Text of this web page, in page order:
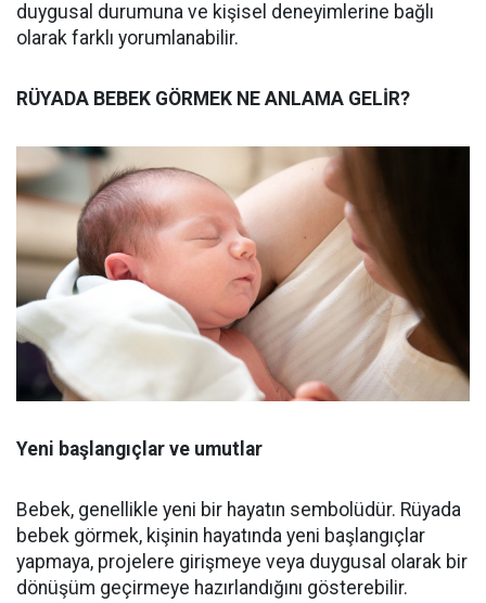
duygusal durumuna ve kişisel deneyimlerine bağlı
olarak farklı yorumlanabilir.
RÜYADA BEBEK GÖRMEK NE ANLAMA GELİR?
Yeni başlangıçlar ve umutlar
Bebek, genellikle yeni bir hayatın sembolüdür. Rüyada
bebek görmek, kişinin hayatında yeni başlangıçlar
yapmaya, projelere girişmeye veya duygusal olarak bir
dönüşüm geçirmeye hazırlandığını gösterebilir.